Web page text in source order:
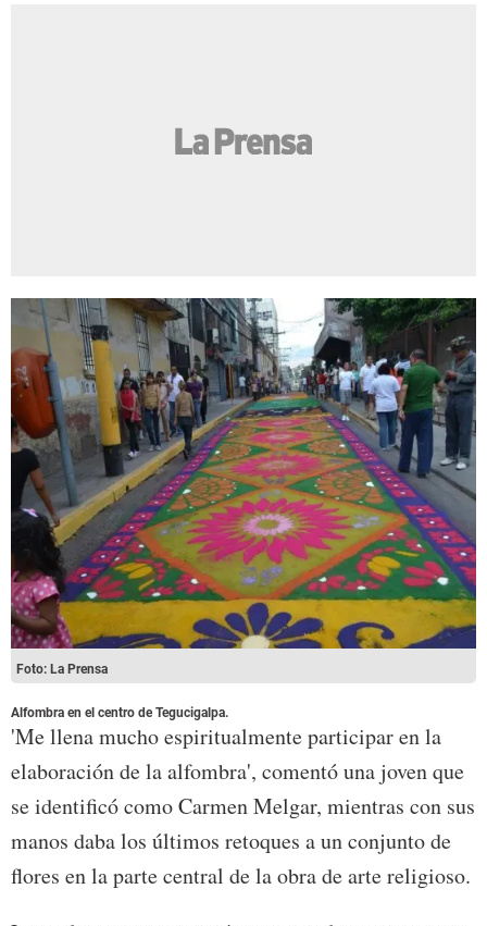
Foto: La Prensa
Alfombra en el centro de Tegucigalpa.
'Me llena mucho espiritualmente participar en la
elaboración de la alfombra', comentó una joven que
se identificó como Carmen Melgar, mientras con sus
manos daba los últimos retoques a un conjunto de
flores en la parte central de la obra de arte religioso.